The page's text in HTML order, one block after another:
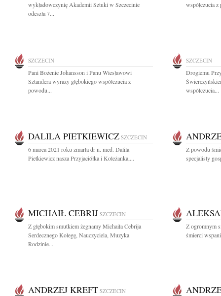
wykładowczynię Akademii Sztuki w Szczecinie
odeszła 7...
współczucia
SZCZECIN
Pani Bożenie Johansson i Panu Wiesławowi
Sztandera wyrazy głębokiego współczucia z
powodu...
SZCZECIN
Drogiemu
współczucia...
DALILA PIETKIEWICZ SZCZECIN
6 marca 2021 roku zmarła dr n. med. Dalila
Pietkiewicz nasza Przyjaciółka i Koleżanka,...
Z powodu
specjalisty
MICHAIŁ CEBRIJ SZCZECIN
Z głębokim smutkiem żegnamy Michaiła Cebrija
Serdecznego Kolegę, Nauczyciela, Muzyka
Rodzinie...
Z ogromnym
śmierci
ANDRZEJ KREFT SZCZECIN